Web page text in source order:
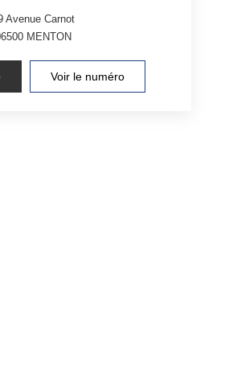
Avenue Carnot
MENTON
Voir le numéro